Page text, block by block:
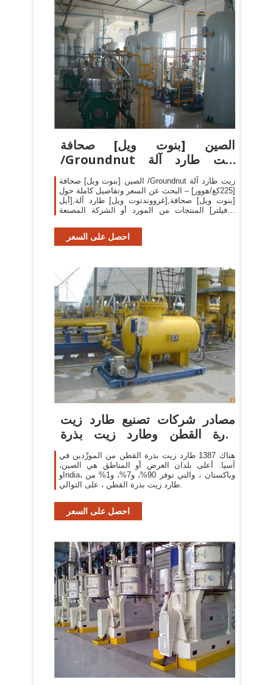
الصين [بنوت ويل] صحافة
/Groundnut زيت طارد آلة
الصين [بنوت ويل] صحافة /Groundnut زيت طارد آلة
[225كغ/هوور] – البحث عن السعر وتفاصيل كاملة حول
[بنوت ويل] صحافة,[غرووندنوت ويل] طارد آلة,[أيل
فيلتر] المنتجات من المورد أو الشركة المصنعة -
احصل على السعر
مصادر شركات تصنيع طارد زيت
بذرة القطن وطارد زيت بذرة
القطن ...
هناك 1387 طارد زيت بذرة القطن من المورِّدين في
آسيا. أعلى بلدان العرض أو المناطق هي الصين،
وIndia، وباكستان ، والتي توفر 90%، و7%، و1% من
طارد زيت بذرة القطن ، على التوالي.
احصل على السعر